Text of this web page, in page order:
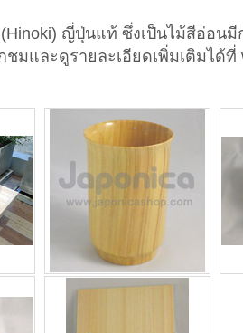
ญี่ปุ่นแท้ ซึ่งเป็นไม้สีอ่อนมี
มและดูรายละเอียดเพิ่มเติมได้ที่